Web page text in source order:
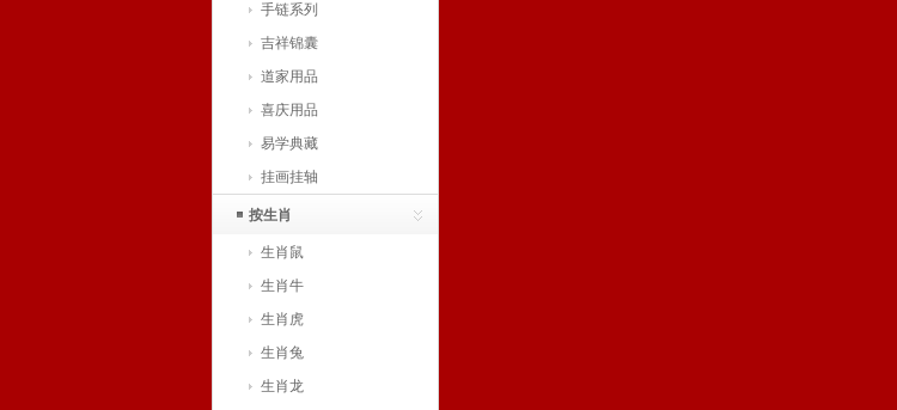
手链系列
吉祥锦囊
道家用品
喜庆用品
易学典藏
挂画挂轴
按生肖
生肖鼠
生肖牛
生肖虎
生肖兔
生肖龙